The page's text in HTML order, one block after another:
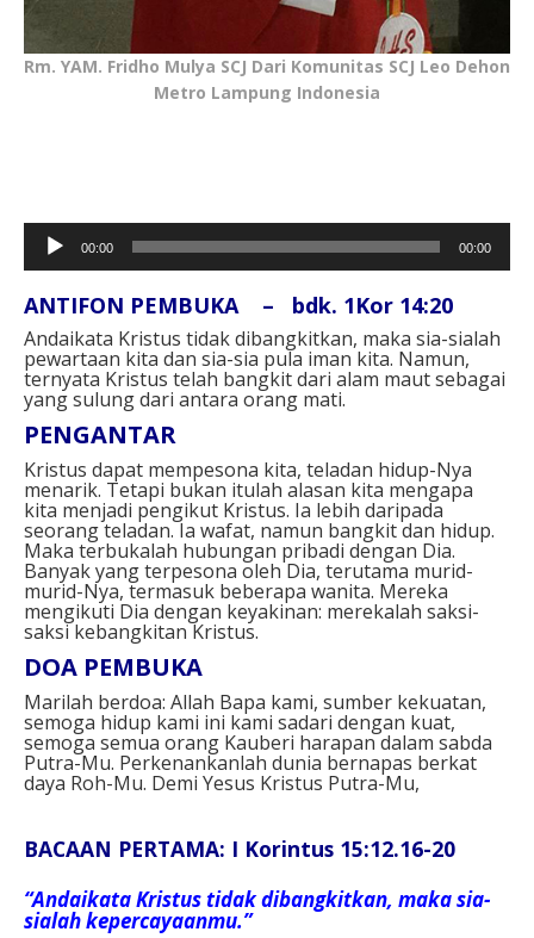
Rm. YAM. Fridho Mulya SCJ Dari Komunitas SCJ Leo Dehon
Metro Lampung Indonesia
Pemutar
Audio
00:00 00:00
ANTIFON PEMBUKA – bdk. 1Kor 14:20
Andaikata Kristus tidak dibangkitkan, maka sia-sialah
pewartaan kita dan sia-sia pula iman kita. Namun,
ternyata Kristus telah bangkit dari alam maut sebagai
yang sulung dari antara orang mati.
PENGANTAR
Kristus dapat mempesona kita, teladan hidup-Nya
menarik. Tetapi bukan itulah alasan kita mengapa
kita menjadi pengikut Kristus. Ia lebih daripada
seorang teladan. Ia wafat, namun bangkit dan hidup.
Maka terbukalah hubungan pribadi dengan Dia.
Banyak yang terpesona oleh Dia, terutama murid-
murid-Nya, termasuk beberapa wanita. Mereka
mengikuti Dia dengan keyakinan: merekalah saksi-
saksi kebangkitan Kristus.
DOA PEMBUKA
Marilah berdoa: Allah Bapa kami, sumber kekuatan,
semoga hidup kami ini kami sadari dengan kuat,
semoga semua orang Kauberi harapan dalam sabda
Putra-Mu. Perkenankanlah dunia bernapas berkat
daya Roh-Mu. Demi Yesus Kristus Putra-Mu,
BACAAN PERTAMA: I Korintus 15:12.16-20
“Andaikata Kristus tidak dibangkitkan, maka sia-
sialah kepercayaanmu.”